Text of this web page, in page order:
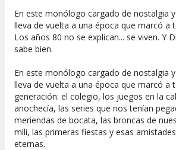
En este monólogo cargado de nostalgia
lleva de vuelta a una época que marcó a
Los años 80 no se explican... se viven. Y
sabe bien.
En este monólogo cargado de nostalgia
lleva de vuelta a una época que marcó a
generación: el colegio, los juegos en la
anochecía, las series que nos tenían
meriendas de bocata, las broncas de
mili, las primeras fiestas y esas
eternas.